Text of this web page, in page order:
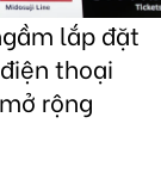
lắp đặt
thoại
rộng